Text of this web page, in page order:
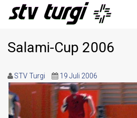
Salami-Cup 2006
STV Turgi 19 Juli 2006